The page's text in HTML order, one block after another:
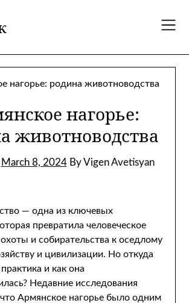
нагорье:
животноводства
March 8, 2024 By Vigen Avetisyan
— одна из ключевых
превратила человеческое
и собирательства к оседлому
и цивилизации. Но откуда
и как она
Недавние исследования
Армянское нагорье было одним